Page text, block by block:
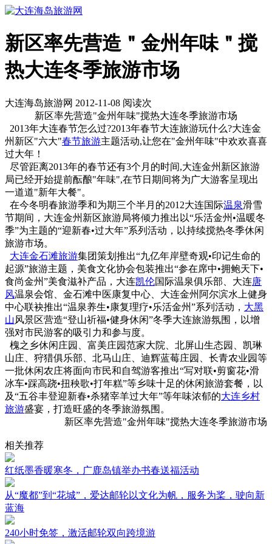
新区率先营造＂金州年味＂搅
热大连冬季旅游市场
大连海岛旅游网 2012-11-08 阅读次
新区率先营造"金州年味"搅热大连冬季旅游市场
2013年大连春节怎么过?2013年春节大连旅游玩什么?大连金
州新区"六大"春节旅游主题活动,让您在"金州年味"中欢欢喜喜
过大年！
尽管距离2013年的春节还有3个月的时间,大连金州新区旅游
局已经开始提前酝酿"年味",在节日期间将为广大游客呈现出
一道道"新年大餐"。
在今冬明春旅游季和为期三个半月的2012大连国际温泉滑雪
节期间，大连金州新区旅游局将倾力推出以“乐活金州•温暖冬
季”为主题的“迎新春•过大年”系列活动，以持续搅热冬季休闲
旅游市场。
大连金石滩旅游集团策划推出“九亿年岸壁奇观•印记生命的
起源”旅游主题，美食文化协会包装推出“参在席中•拥鲍天下•
食尚金州”美食滋补产品，大连凯伦国际温泉俱乐部、大连唐
风温泉会馆、金石滩中医康复中心、大连金州阿尔滨水上健身
中心联袂推出“温泉养生•康复理疗•乐活金州”系列活动， 大黑
山风景区营造“登山祈福•健身休闲”冬季大连旅游氛围，以增
强对市民游客的吸引力和参与度。
槐之乡休闲庄园、富美庄园范家大院、北屏山生态园、凯琳
山庄、狩猎俱乐部、北马山庄、迪辉蓝莓庄园、长青农业园等
一批休闲农庄将面向市民和自驾游客推出“写对联•剪窗花•滑
冰车•踩高跷•扭秧歌•打年糕”等乡味十足的休闲旅游套餐，以
及“五谷丰登迎新春•杀猪宰羊过大年”等年味浓郁的大连乡村
旅游盛宴，打造旺盛的冬季旅游氛围。
新区率先营造"金州年味"搅热大连冬季旅游市场
相关推荐
红纸墨香暖寒冬，广鹿岛镇举办书春送福活动
从“魔都”到“花城”，爱达邮轮以文化为帆，服务为桨，驶向新
蓝海
240小时免签，激活邮轮双向跨境游